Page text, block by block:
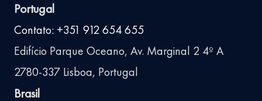
Portugal
Contato: +351 912 654 655
Edifício Parque Oceano, Av. Marginal 2 4º A
2780-337 Lisboa, Portugal
Brasil